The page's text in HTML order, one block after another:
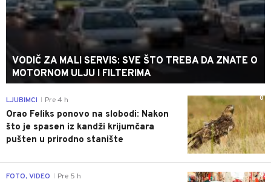
VODIČ ZA MALI SERVIS: SVE ŠTO TREBA DA ZNATE O
MOTORNOM ULJU I FILTERIMA
0
LJUBIMCI Pre 4 h
Orao Feliks ponovo na slobodi: Nakon
što je spasen iz kandži krijumčara
pušten u prirodno stanište
0
FOTO, VIDEO Pre 5 h